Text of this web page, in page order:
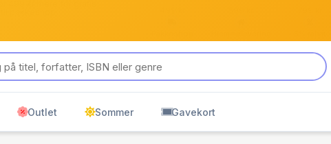
Outlet Sommer Gavekort